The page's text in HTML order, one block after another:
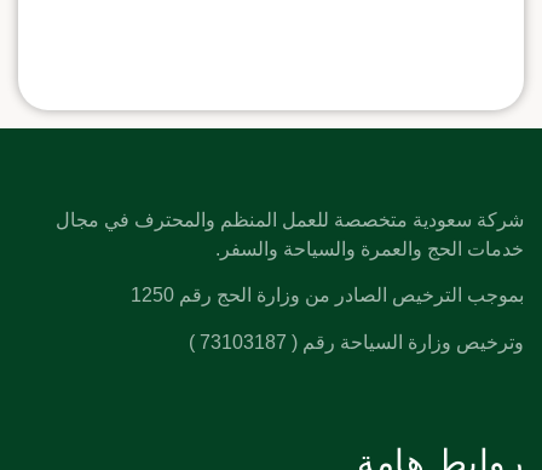
شركة سعودية متخصصة للعمل المنظم والمحترف في مجال
خدمات الحج والعمرة والسياحة والسفر.
بموجب الترخيص الصادر من وزارة الحج رقم 1250
وترخيص وزارة السياحة رقم ( 73103187 )
روابط هامة